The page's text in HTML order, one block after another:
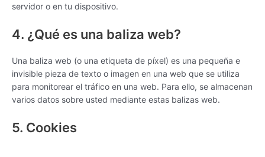
servidor o en tu dispositivo.
4. ¿Qué es una baliza web?
Una baliza web (o una etiqueta de píxel) es una pequeña e
invisible pieza de texto o imagen en una web que se utiliza
para monitorear el tráfico en una web. Para ello, se almacenan
varios datos sobre usted mediante estas balizas web.
5. Cookies